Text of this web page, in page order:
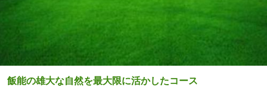
飯能の雄大な自然を最大限に活かしたコース